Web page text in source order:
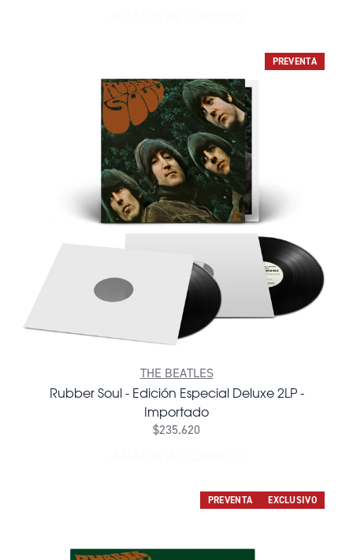
PREVENTA
THE BEATLES
Rubber Soul - Edición Especial Deluxe 2LP -
Importado
$235.620
PREVENTA EXCLUSIVO